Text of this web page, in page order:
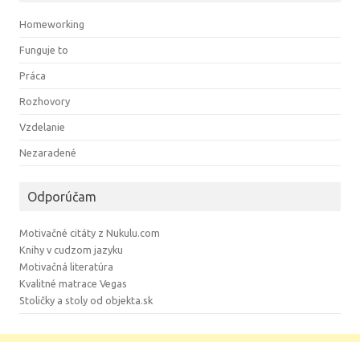
Homeworking
Funguje to
Práca
Rozhovory
Vzdelanie
Nezaradené
Odporúčam
Motivačné citáty z Nukulu.com
Knihy v cudzom jazyku
Motivačná literatúra
Kvalitné matrace Vegas
Stoličky a stoly od objekta.sk